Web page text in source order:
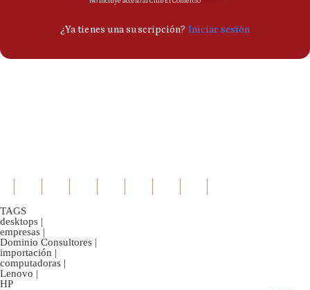
TAGS
desktops |
empresas |
Dominio Consultores |
importación |
computadoras |
Lenovo |
HP